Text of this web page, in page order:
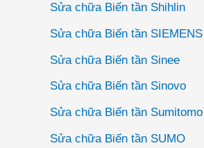
Sửa chữa Biến tần Shihlin
Sửa chữa Biến tần SIEMENS
Sửa chữa Biến tần Sinee
Sửa chữa Biến tần Sinovo
Sửa chữa Biến tần Sumitomo
Sửa chữa Biến tần SUMO